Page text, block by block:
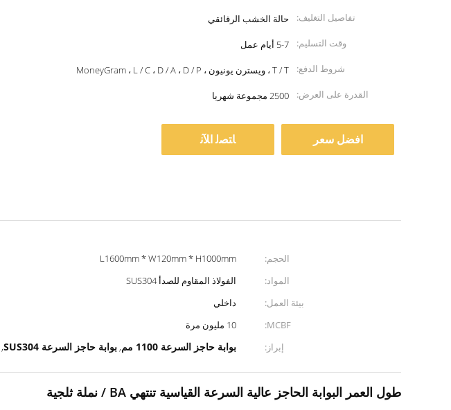
تفاصيل التغليف:
حالة الخشب الرقائقي
وقت التسليم:
5-7 أيام عمل
شروط الدفع:
T / T ، ويسترن يونيون ، MoneyGram ، L / C ، D / A ، D / P
القدرة على العرض:
2500 مجموعة شهريا
افضل سعر ﺎﺘﺼﻟ ﺍﻶﻧ
الحجم: L1600mm * W120mm * H1000mm
المواد:
الفولاذ المقاوم للصدأ SUS304
بيئة العمل:
داخلي
MCBF:
10 مليون مرة
إبراز:
بوابة حاجز السرعة 1100 مم , بوابة حاجز السرعة SUS304 ,
طول العمر البوابة الحاجز عالية السرعة القياسية تنتهي BA / نملة ثلجية